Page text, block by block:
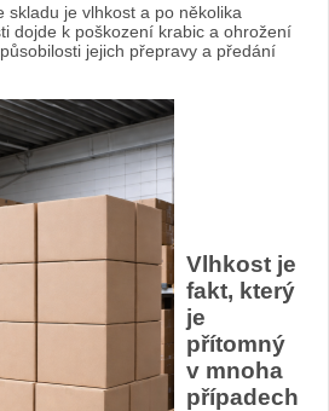
skladu je vlhkost a po několika
dojde k poškození krabic a ohrožení
jejich přepravy a předání
Vlhkost je
fakt, který
je
přítomný
v mnoha
případech